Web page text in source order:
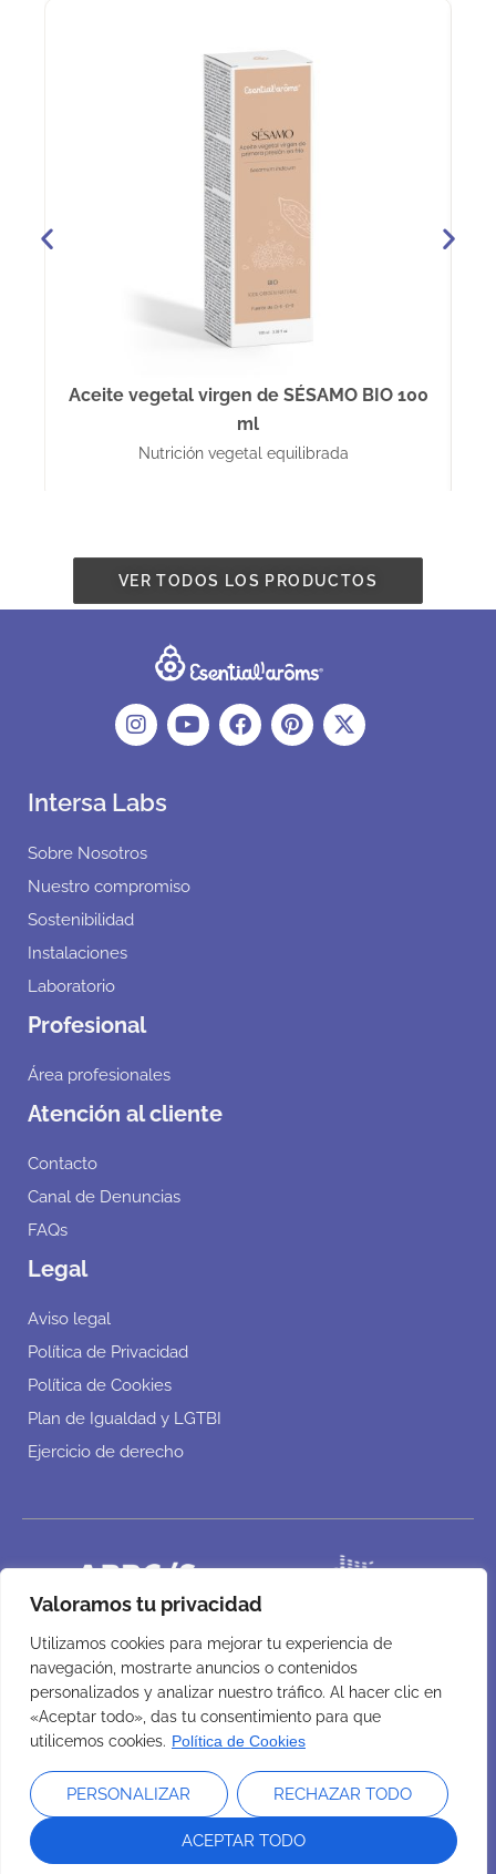
Valoramos tu privacidad
Utilizamos cookies para mejorar tu experiencia de
navegación, mostrarte anuncios o contenidos
personalizados y analizar nuestro tráfico. Al hacer clic en
«Aceptar todo», das tu consentimiento para que
utilicemos cookies. Política de Cookies
PERSONALIZAR RECHAZAR TODO
ACEPTAR TODO
Aceite vegetal virgen de SÉSAMO BIO 100
ml
Nutrición vegetal equilibrada
VER TODOS LOS PRODUCTOS
Intersa Labs
Sobre Nosotros
Nuestro compromiso
Sostenibilidad
Instalaciones
Laboratorio
Profesional
Área profesionales
Atención al cliente
Contacto
Canal de Denuncias
FAQs
Legal
Aviso legal
Política de Privacidad
Política de Cookies
Plan de Igualdad y LGTBI
Ejercicio de derecho